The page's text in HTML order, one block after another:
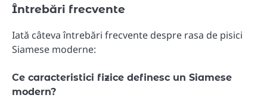
Întrebări frecvente
Iată câteva întrebări frecvente despre rasa de pisici
Siamese moderne:
Ce caracteristici fizice definesc un Siamese
modern?